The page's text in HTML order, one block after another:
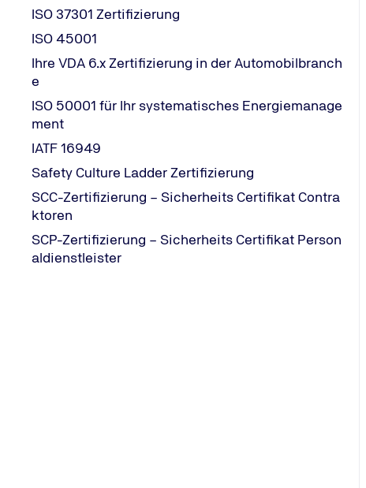
ISO 37301 Zertifizierung
ISO 45001
Ihre VDA 6.x Zertifizierung in der Automobilbranch
e
ISO 50001 für Ihr systematisches Energiemanage
ment
IATF 16949
Safety Culture Ladder Zertifizierung
SCC-Zertifizierung – Sicherheits Certifikat Contra
ktoren
SCP-Zertifizierung – Sicherheits Certifikat Person
aldienstleister
Bitte teilen Sie uns Ihr Anliegen mit
Ihr Thema/ Ihre Dienstleistung?
Beschreiben Sie kurz Ihr Anliegen